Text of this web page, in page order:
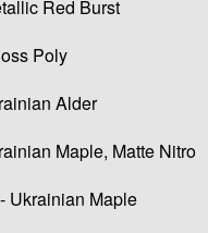
Red Burst
Poly
Alder
Maple, Matte Nitro
Ukrainian Maple